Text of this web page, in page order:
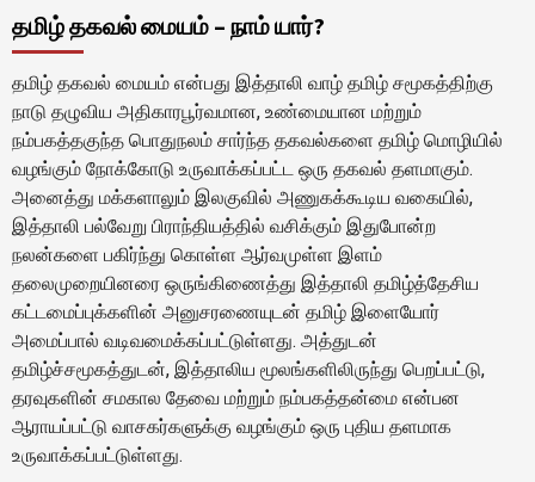
தமிழ் தகவல் மையம் – நாம் யார்?
தமிழ் தகவல் மையம் என்பது இத்தாலி வாழ் தமிழ் சமூகத்திற்கு
நாடு தழுவிய அதிகாரபூர்வமான, உண்மையான மற்றும்
நம்பகத்தகுந்த பொதுநலம் சார்ந்த தகவல்களை தமிழ் மொழியில்
வழங்கும் நோக்கோடு உருவாக்கப்பட்ட ஒரு தகவல் தளமாகும்.
அனைத்து மக்களாலும் இலகுவில் அணுகக்கூடிய வகையில்,
இத்தாலி பல்வேறு பிராந்தியத்தில் வசிக்கும் இதுபோன்ற
நலன்களை பகிர்ந்து கொள்ள ஆர்வமுள்ள இளம்
தலைமுறையினரை ஒருங்கிணைத்து இத்தாலி தமிழ்த்தேசிய
கட்டமைப்புக்களின் அனுசரணையுடன் தமிழ் இளையோர்
அமைப்பால் வடிவமைக்கப்பட்டுள்ளது. அத்துடன்
தமிழ்ச்சமூகத்துடன், இத்தாலிய மூலங்களிலிருந்து பெறப்பட்டு,
தரவுகளின் சமகால தேவை மற்றும் நம்பகத்தன்மை என்பன
ஆராயப்பட்டு வாசகர்களுக்கு வழங்கும் ஒரு புதிய தளமாக
உருவாக்கப்பட்டுள்ளது.